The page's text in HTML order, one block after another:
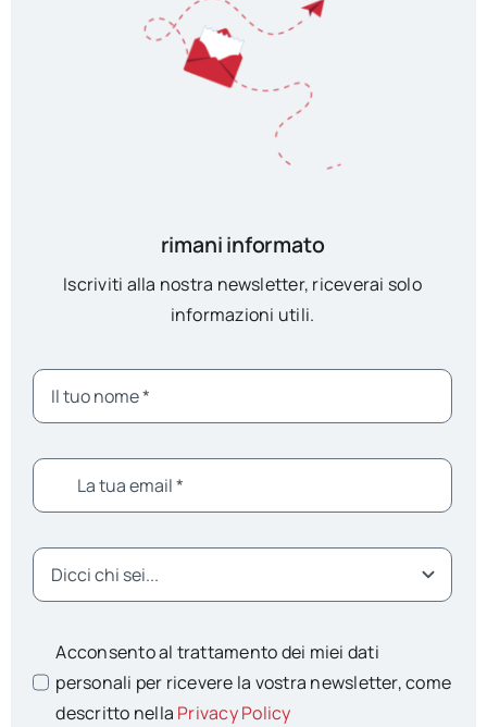
rimani informato
Iscriviti alla nostra newsletter, riceverai solo
informazioni utili.
Acconsento al trattamento dei miei dati
personali per ricevere la vostra newsletter, come
descritto nella Privacy Policy